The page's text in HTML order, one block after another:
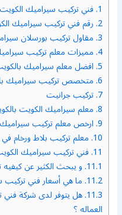
1. فني تركيب سيراميك الكويت
2. رقم فني تركيب سيراميك
3. مقاول تركيب بورسلان
4. مميزات معلم تركيب
5. افضل معلم سيراميك
6. متخصص تركيب سيراميك
7. تركيب جرانيت
8. معلم سيراميك الكويت
9. ارخص معلم تركيب
10. معلم تركيب بلاط ورخام
11. فني تركيب سيراميك
11.1. و يبحث الكثير عن
11.2. ما هي أسعار فني
11.3. هل يتوفر لدى شركة
العماله ؟